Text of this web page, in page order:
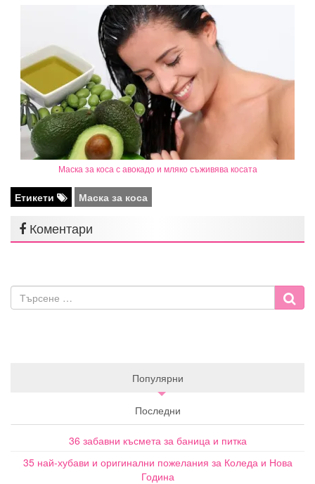
Маска за коса с авокадо и мляко съживява косата
Етикети Маска за коса
Коментари
Популярни
Последни
36 забавни късмета за баница и питка
35 най-хубави и оригинални пожелания за Коледа и Нова
Година